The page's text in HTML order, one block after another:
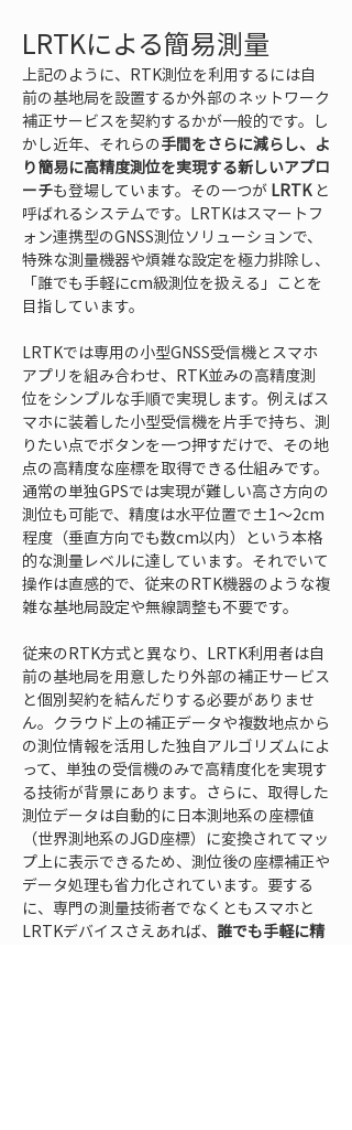
LRTKによる簡易測量
上記のように、RTK測位を利用するには自
前の基地局を設置するか外部のネットワーク
補正サービスを契約するかが一般的です。し
かし近年、それらの手間をさらに減らし、よ
り簡易に高精度測位を実現する新しいアプロ
ーチも登場しています。その一つが LRTK と
呼ばれるシステムです。LRTKはスマートフ
ォン連携型のGNSS測位ソリューションで、
特殊な測量機器や煩雑な設定を極力排除し、
「誰でも手軽にcm級測位を扱える」ことを
目指しています。
LRTKでは専用の小型GNSS受信機とスマホ
アプリを組み合わせ、RTK並みの高精度測
位をシンプルな手順で実現します。例えばス
マホに装着した小型受信機を片手で持ち、測
りたい点でボタンを一つ押すだけで、その地
点の高精度な座標を取得できる仕組みです。
通常の単独GPSでは実現が難しい高さ方向の
測位も可能で、精度は水平位置で±1～2cm
程度（垂直方向でも数cm以内）という本格
的な測量レベルに達しています。それでいて
操作は直感的で、従来のRTK機器のような複
雑な基地局設定や無線調整も不要です。
従来のRTK方式と異なり、LRTK利用者は自
前の基地局を用意したり外部の補正サービス
と個別契約を結んだりする必要がありませ
ん。クラウド上の補正データや複数地点から
の測位情報を活用した独自アルゴリズムによ
って、単独の受信機のみで高精度化を実現す
る技術が背景にあります。さらに、取得した
測位データは自動的に日本測地系の座標値
（世界測地系のJGD座標）に変換されてマッ
プ上に表示できるため、測位後の座標補正や
データ処理も省力化されています。要する
に、専門の測量技術者でなくともスマホと
LRTKデバイスさえあれば、 誰でも手軽に精